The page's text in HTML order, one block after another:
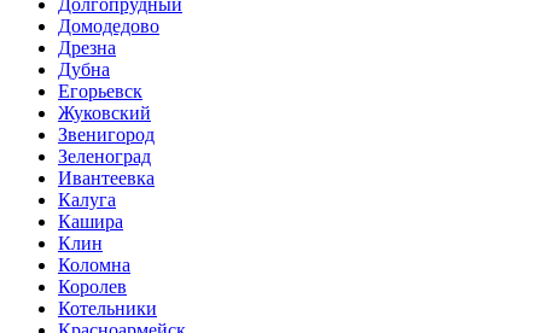
Долгопрудный
Домодедово
Дрезна
Дубна
Егорьевск
Жуковский
Звенигород
Зеленоград
Ивантеевка
Калуга
Кашира
Клин
Коломна
Королев
Котельники